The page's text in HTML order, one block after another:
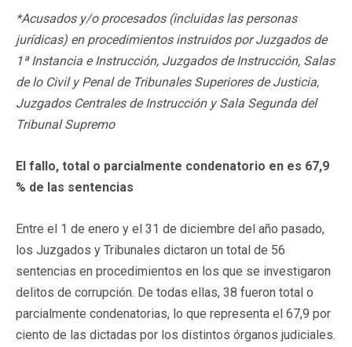
*Acusados y/o procesados (incluidas las personas
jurídicas) en procedimientos instruidos por Juzgados de
1ª Instancia e Instrucción, Juzgados de Instrucción, Salas
de lo Civil y Penal de Tribunales Superiores de Justicia,
Juzgados Centrales de Instrucción y Sala Segunda del
Tribunal Supremo
El fallo, total o parcialmente condenatorio en es 67,9
% de las sentencias
Entre el 1 de enero y el 31 de diciembre del año pasado,
los Juzgados y Tribunales dictaron un total de 56
sentencias en procedimientos en los que se investigaron
delitos de corrupción. De todas ellas, 38 fueron total o
parcialmente condenatorias, lo que representa el 67,9 por
ciento de las dictadas por los distintos órganos judiciales.